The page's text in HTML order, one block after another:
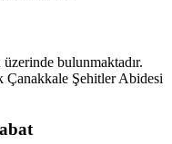
bulunmaktadır.
Çanakkale Şehitler Abidesi